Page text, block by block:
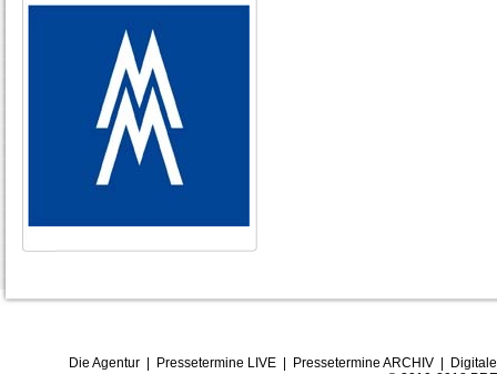
Die Agentur| Pressetermine LIVE| Pressetermine ARCHIV|